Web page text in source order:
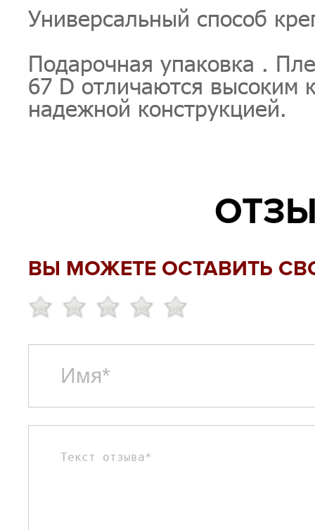
Универсальный способ
Подарочная упаковка .
67 D отличаются высоким
надежной конструкцией.
ВЫ МОЖЕТЕ ОСТАВИТЬ